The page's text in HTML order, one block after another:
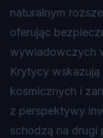
naturalnym
oferując
wywiadowczych
Krytycy
kosmicznych i
z perspektywy
schodzą na drugi